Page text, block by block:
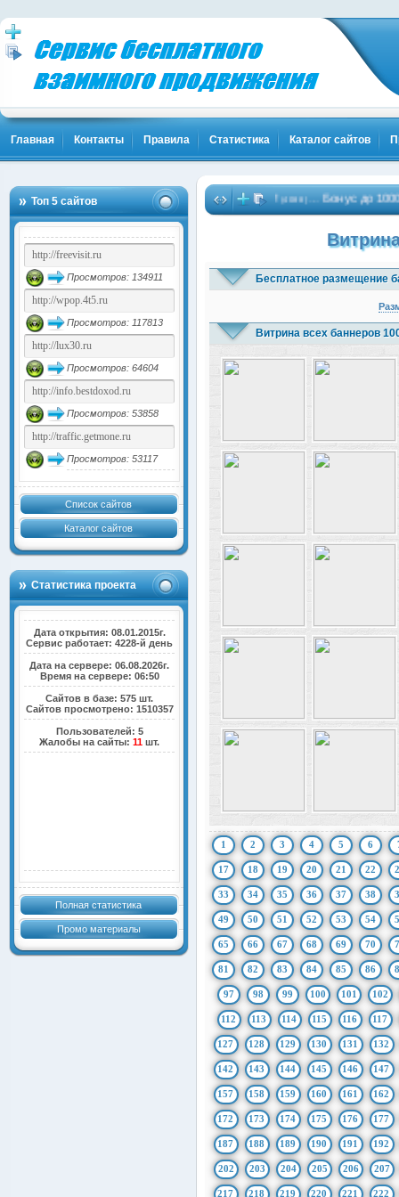
Главная Контакты Правила Статистика Каталог сайтов
Топ 5 сайтов
Просмотров: 134911
Просмотров: 117813
Просмотров: 64604
Просмотров: 53858
Просмотров: 53117
Список сайтов
Каталог сайтов
Статистика проекта
Дата открытия: 08.01.2015г.
Сервис работает: 4228-й день
Дата на сервере: 06.08.2026г.
Время на сервере: 06:50
Сайтов в базе: 575 шт.
Сайтов просмотрено: 1510357
Пользователей: 5
Жалобы на сайты:11 шт.
Полная статистика
Промо материалы
Жми!(1837)…Биткоины бесплатно - Жми!(4088) …Бонус до 10000
Бесплатное размещение
Витрина всех баннеров
1 2 3 4 5 6
17 18 19 20 21 22
33 34 35 36 37 38
49 50 51 52 53 54
65 66 67 68 69 70
81 82 83 84 85 86
97 98 99 100 101 102
112 113 114 115 116 117
127 128 129 130 131 132
142 143 144 145 146 147
157 158 159 160 161 162
172 173 174 175 176 177
187 188 189 190 191 192
202 203 204 205 206 207
217 218 219 220 221 222